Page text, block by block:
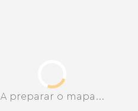
A preparar o mapa...